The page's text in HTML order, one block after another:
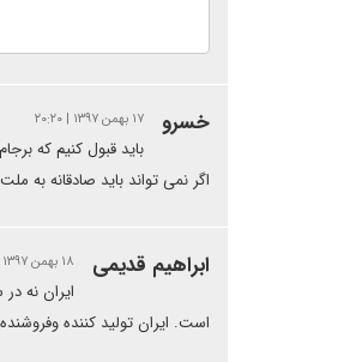
خسرو ۱۷ بهمن ۱۳۹۷ | ۲۰:۲۰
باید قبول کنیم که
اگر نمی تواند باید صادقانه به
ابراهیم قدیمی ۱۸ بهمن ۱۳۹۷ | ۲۳:۰۳
ایران نه
است. ایران تولید کننده